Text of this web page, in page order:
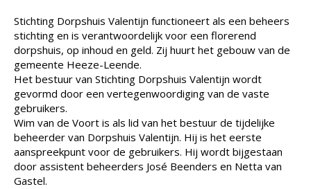
Stichting Dorpshuis Valentijn functioneert als een beheers
stichting en is verantwoordelijk voor een florerend
dorpshuis, op inhoud en geld. Zij huurt het gebouw van de
gemeente Heeze-Leende.
Het bestuur van Stichting Dorpshuis Valentijn wordt
gevormd door een vertegenwoordiging van de vaste
gebruikers.
Wim van de Voort is als lid van het bestuur de tijdelijke
beheerder van Dorpshuis Valentijn. Hij is het eerste
aanspreekpunt voor de gebruikers. Hij wordt bijgestaan
door assistent beheerders José Beenders en Netta van
Gastel.